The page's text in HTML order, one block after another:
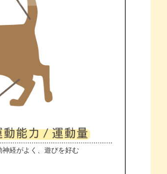
神経がよく、遊びを好む